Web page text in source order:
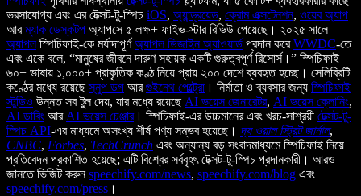
ভরসাযোগ্য এবং এর টেক্সট-টু-স্পিচ iOS, অ্যান্ড্রয়েড, ক্রোম এক্সটেনশন, ওয়েব অ্যাপ
আরম্যাক ডেস্কটপ অ্যাপসে ৫ লক্ষ+ ফাইভ-স্টার রিভিউ পেয়েছে। ২০২৫ সালে
অ্যাপলস্পিচিফাই-কে মর্যাদাপূর্ণঅ্যাপল ডিজাইন অ্যাওয়ার্ড প্রদান করেWWDC-তে
এবং একে বলে, “মানুষের জীবনে দারুণ সহায়ক একটি গুরুত্বপূর্ণ রিসোর্স।” স্পিচিফাই
৬০+ ভাষায় ১,০০০+ প্রাকৃতিক কণ্ঠ নিয়ে প্রায় ২০০ দেশে ব্যবহৃত হচ্ছে। সেলিব্রিটি
কণ্ঠের মধ্যে রয়েছেস্নুপ ডগ আরগুইনেথ পেল্ট্রো । নির্মাতা ও ব্যবসার জন্য স্পিচিফাই
স্টুডিও উন্নত সব টুল দেয়, যার মধ্যে রয়েছে AI ভয়েস জেনারেটর, AI ভয়েস ক্লোনিং,
AI ডাবিং আর AI ভয়েস চেঞ্জার। স্পিচিফাই-এর উচ্চমানের এবং খরচ-সাশ্রয়ী টেক্সট-টু-
স্পিচ API-এর মাধ্যমে অসংখ্য শীর্ষ পণ্য সম্ভব হয়েছে। দ্য ওয়াল স্ট্রিট জার্নাল,
CNBC, Forbes, TechCrunch এবং অন্যান্য বড় সংবাদমাধ্যমে স্পিচিফাই নিয়ে
প্রতিবেদন প্রকাশিত হয়েছে; এটি বিশ্বের সর্ববৃহৎ টেক্সট-টু-স্পিচ প্রদানকারী। আরও
জানতে ভিজিট করুনspeechify.com/news, speechify.com/blog এবং
speechify.com/press ।